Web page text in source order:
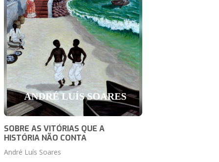
SOBRE AS VITÓRIAS QUE A
HISTÓRIA NÃO CONTA
André Luís Soares